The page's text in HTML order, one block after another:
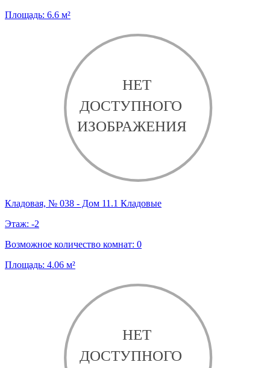
Площадь: 6.6 м²
Кладовая, № 038 - Дом 11.1 Кладовые
Этаж: -2
Возможное количество комнат: 0
Площадь: 4.06 м²